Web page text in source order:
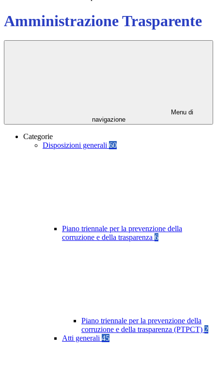
Amministrazione Trasparente
Menu di
navigazione
Categorie
Disposizioni generali 60
Piano triennale per la prevenzione della
corruzione e della trasparenza 6
Piano triennale per la prevenzione della
corruzione e della trasparenza (PTPCT) 2
Atti generali 45